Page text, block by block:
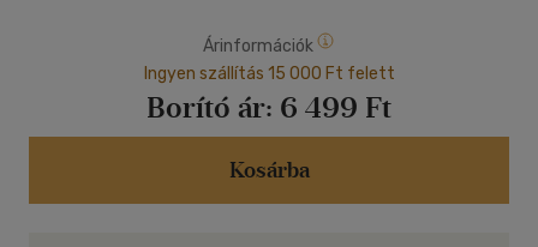
professzor emeritusa könyvükben a pénzügyi stabilitást
célzó szakpolitikai dilemmák végiggondolásához nyújtanak
A szerzők a válság óta eltelt időszakkal való számvetésként
nem halogatják tovább a legkritikusabb gazdaságpolitikai
Árinformációk
Ingyen szállítás 15 000 Ft felett
Borító ár: 6 499 Ft
Kosárba